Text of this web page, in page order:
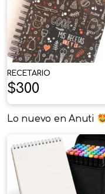
RECETARIO
$300
Lo nuevo en Anuti